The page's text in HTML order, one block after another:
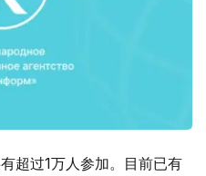
超过1万人参加。目前已有